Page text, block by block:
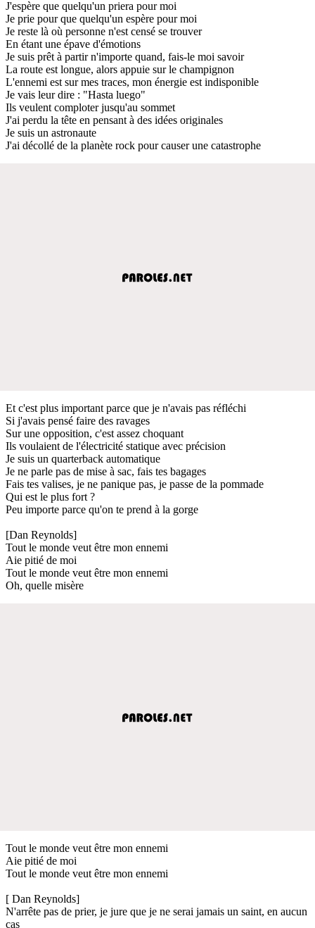
J'espère que quelqu'un priera pour moi
Je prie pour que quelqu'un espère pour moi
Je reste là où personne n'est censé se trouver
En étant une épave d'émotions
Je suis prêt à partir n'importe quand, fais-le moi savoir
La route est longue, alors appuie sur le champignon
L'ennemi est sur mes traces, mon énergie est indisponible
Je vais leur dire : "Hasta luego"
Ils veulent comploter jusqu'au sommet
J'ai perdu la tête en pensant à des idées originales
Je suis un astronaute
J'ai décollé de la planète rock pour causer une catastrophe
Et c'est plus important parce que je n'avais pas réfléchi
Si j'avais pensé faire des ravages
Sur une opposition, c'est assez choquant
Ils voulaient de l'électricité statique avec précision
Je suis un quarterback automatique
Je ne parle pas de mise à sac, fais tes bagages
Fais tes valises, je ne panique pas, je passe de la pommade
Qui est le plus fort ?
Peu importe parce qu'on te prend à la gorge
[Dan Reynolds]
Tout le monde veut être mon ennemi
Aie pitié de moi
Tout le monde veut être mon ennemi
Oh, quelle misère
Tout le monde veut être mon ennemi
Aie pitié de moi
Tout le monde veut être mon ennemi
[ Dan Reynolds]
N'arrête pas de prier, je jure que je ne serai jamais un saint, en aucun
cas